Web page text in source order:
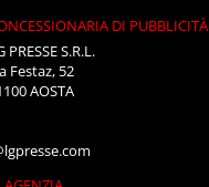
DI PUBBLICITÀ
PRESSE S.R.L.
Festaz, 52
AOSTA